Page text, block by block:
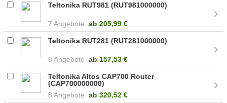
Teltonika RUT981 (RUT981000000)
7 Angebote ab 205,99 €
Teltonika RUT281 (RUT281000000)
8 Angebote ab 157,53 €
Teltonika Altos CAP700 Router
(CAP700000000)
8 Angebote ab 320,52 €